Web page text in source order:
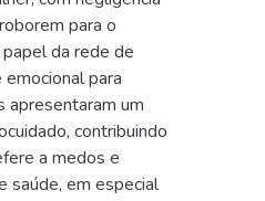
para o
da rede de
para
apresentaram um
contribuindo
a medos e
saúde, em especial